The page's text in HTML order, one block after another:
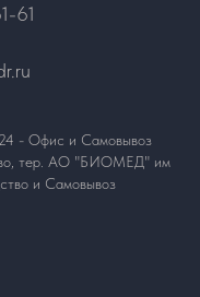
61
- Офис и Самовывоз
тер. АО "БИОМЕД" им
и Самовывоз